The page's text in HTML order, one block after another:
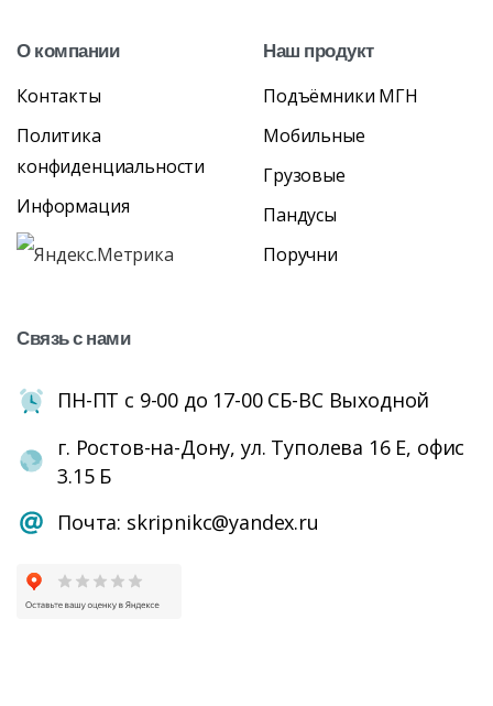
Окомпании
Контакты
Политика
конфиденциальности
Информация
Наш продукт
Подъёмники МГН
Мобильные
Грузовые
Пандусы
Поручни
Связьснами
ПН-ПТ с 9-00 до 17-00 СБ-ВС Выходной
г. Ростов-на-Дону, ул. Туполева 16 Е, офис
3.15 Б
Почта: skripnikc@yandex.ru